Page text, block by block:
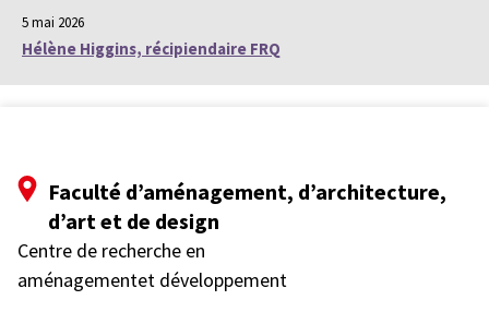
5 mai 2026
Hélène Higgins, récipiendaire FRQ
Faculté d’aménagement, d’architecture,
d’art et de design
Centre de recherche en
aménagementet développement